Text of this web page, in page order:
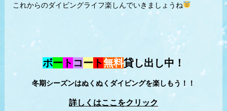
これからのダイビングライフ楽しんでいきましょうね
ボー ト コー ト無料貸し出し中！
冬期シーズンはぬくぬくダイビングを楽しもう！！
詳しくはここをクリック